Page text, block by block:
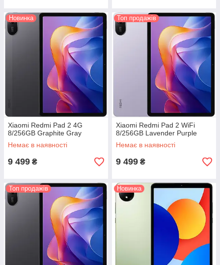
Новинка
Xiaomi Redmi Pad 2 4G
8/256GB Graphite Gray
Немає в наявності
9 499 ₴
Топ продажів
Xiaomi Redmi Pad 2 WiFi
8/256GB Lavender Purple
Немає в наявності
9 499 ₴
Топ продажів Новинка